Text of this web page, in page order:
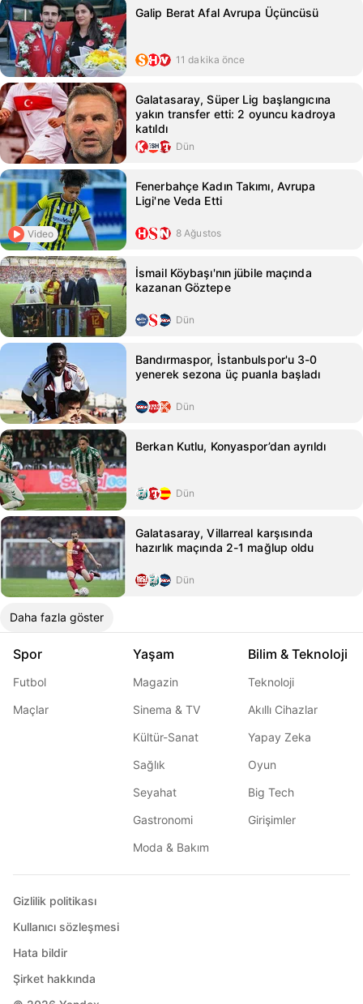
Galip Berat Afal Avrupa Üçüncüsü
11 dakika önce
Galatasaray, Süper Lig başlangıcına
yakın transfer etti: 2 oyuncu kadroya
katıldı
Dün
Video
Fenerbahçe Kadın Takımı, Avrupa
Ligi'ne Veda Etti
8 Ağustos
İsmail Köybaşı'nın jübile maçında
kazanan Göztepe
Dün
Bandırmaspor, İstanbulspor'u 3-0
yenerek sezona üç puanla başladı
Dün
Berkan Kutlu, Konyaspor’dan ayrıldı
Dün
Galatasaray, Villarreal karşısında
hazırlık maçında 2-1 mağlup oldu
Dün
Daha fazla göster
Spor
Futbol
Maçlar
Yaşam
Magazin
Sinema & TV
Kültür-Sanat
Sağlık
Seyahat
Gastronomi
Moda & Bakım
Bilim & Teknoloji
Teknoloji
Akıllı Cihazlar
Yapay Zeka
Oyun
Big Tech
Girişimler
Gizlilik politikası
Kullanıcı sözleşmesi
Hata bildir
Şirket hakkında